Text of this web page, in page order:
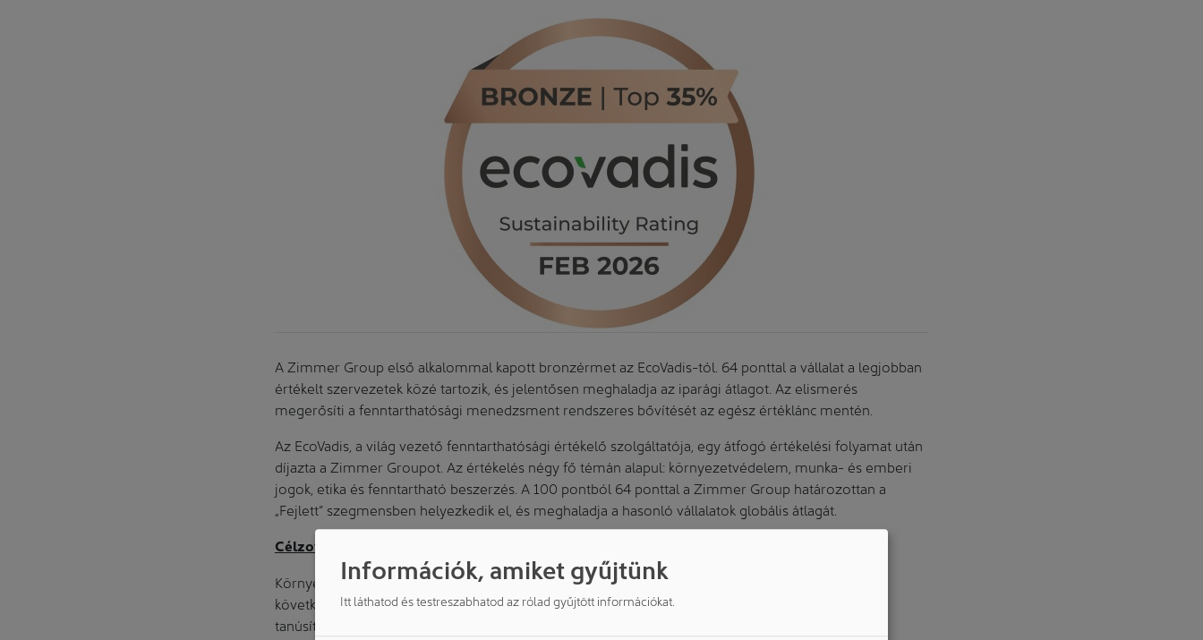
A Zimmer Group első alkalommal kapott bronzérmet az EcoVadis-tól. 64 ponttal a vállalat a legjobban
értékelt szervezetek közé tartozik, és jelentősen meghaladja az iparági átlagot. Az elismerés
megerősíti a fenntarthatósági menedzsment rendszeres bővítését az egész értéklánc mentén.
Az EcoVadis, a világ vezető fenntarthatósági értékelő szolgáltatója, egy átfogó értékelési folyamat után
díjazta a Zimmer Groupot. Az értékelés négy fő témán alapul: környezetvédelem, munka- és emberi
jogok, etika és fenntartható beszerzés. A 100 pontból 64 ponttal a Zimmer Group határozottan a
„Fejlett” szegmensben helyezkedik el, és meghaladja a hasonló vállalatok globális átlagát.
Célzott fejlesztés minden területen
Környezetvédelem: A Zimmer Group a környezetvédelem területén stabil eredményekkel és
következetes menedzsment-rendszer fejlesztéssel győz meg. Az ISO 14001 és ISO 50001
tanúsítványok, valamint az energia-, kibocsátás (Scope 1–3), víz és hulladék átlátható jelentései
Információk, amiket gyűjtünk
Itt láthatod és testreszabhatod az rólad gyűjtött információkat.